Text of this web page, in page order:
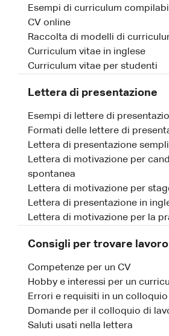
Esempi di curriculum
CV online
Raccolta di modelli di
Curriculum vitae in inglese
Curriculum vitae per studenti
Lettera di presentazione
Esempi di lettere di
Formati delle lettere di
Lettera di presentazione
Lettera di motivazione per
spontanea
Lettera di motivazione per
Lettera di presentazione in
Lettera di motivazione per la
Consigli per trovare lavoro
Competenze per un CV
Hobby e interessi per un
Errori e requisiti in un colloquio
Domande per il colloquio di
Saluti usati nella lettera